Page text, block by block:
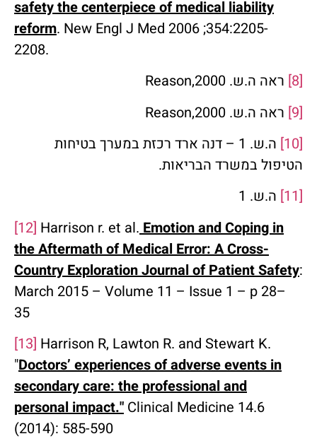
safety the centerpiece of medical liability
reform. New Engl J Med 2006 ;354:2205-
ראה ה.ש. Reason,2000
ראה ה.ש. Reason,2000
ה.ש. 1 – דנה ארד רכזת במערך בטיחות
הטיפול במשרד הבריאות.
ה.ש. 1
[12]Harrison r. et al.Emotion and Coping in
the Aftermath of Medical Error: A Cross-
Country Exploration Journal of Patient Safety
March 2015 – Volume 11 – Issue 1 – p 28–
35
[13]Harrison R, Lawton R. and Stewart K.
"Doctors’ experiences of adverse events in
secondary care: the professional and
personal impact."Clinical Medicine 14.6
(2014): 585-590